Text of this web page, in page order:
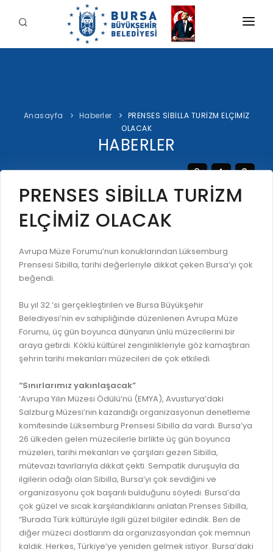
YETKİ VE SORUMLULUKLAR
TARİHÇE
ŞİRKETLER VE KURULUŞLAR
ETİK KOMİSYONU
LOGOLAR AMBLEMLER
BİLGİ EDİNME
MECLİS
MECLİS ÜYELERİ
KOMİSYON ÜYELERİ
MECLİS GÜNDEMİ VE KARAR ÖZETLERİ
YAYIN / PLAN / RAPOR
STRATEJİK PLANLAR
PERFORMANS PROGRAMI
BÜTÇE
FAALİYET RAPORLARI
KESİN HESAPLAR
GELİR TARİFESİ
Özgeçmiş
Görevleri
E-ÖDEME
E-TEKLİF
BUSKİ E-ÖDEME
İLAN REKLAM E-BEYANNAME
BAŞVURU / KAYIT / SORGU
ORKESTRA KAYIT
BURSA AKADEMİ
ÜCRETSİZ WİFİ NOKTALARI
İTFAİYE RAPORU
ONLİNE KATI ATIK BAŞVURUSU
İTFAİYE OLAY KAYDI BAŞVURUSU
BADEM KAYIT
İHALE İLANLARI
DOĞRUDAN TEMİN İLANLARI
BURSA'YI KEŞFET
İLETİŞİM
Anasayfa Haberler
PRENSES SİBİLLA TURİZM ELÇİMİZ
OLACAK
HABERLER
PRENSES SİBİLLA TURİZM
ELÇİMİZ OLACAK
Avrupa Müze Forumu’nun konuklarından Lüksemburg
Prensesi Sibilla, tarihi değerleriyle dikkat çeken Bursa’yı çok
beğendi.
Bu yıl 32.’si gerçekleştirilen ve Bursa Büyükşehir
Belediyesi’nin ev sahipliğinde düzenlenen Avrupa Müze
Forumu, üç gün boyunca dünyanın ünlü müzecilerini bir
araya getirdi. Köklü kültürel zenginlikleriyle göz kamaştıran
şehrin tarihi mekanları müzecileri de çok etkiledi.
“Sınırlarımız yakınlaşacak”
‘Avrupa Yılın Müzesi Ödülü’nü (EMYA), Avusturya’daki
Salzburg Müzesi’nin kazandığı organizasyonun denetleme
komitesinde Lüksemburg Prensesi Sibilla da vardı. Bursa’ya
26 ülkeden gelen müzecilerle birlikte üç gün boyunca
müzeleri, tarihi mekanları ve çarşıları gezen Sibilla,
mütevazı tavırlarıyla dikkat çekti. Sempatik duruşuyla da
ilgilerin odağı olan Sibilla, Bursa’yı çok sevdiğini ve
organizasyonu çok başarılı bulduğunu söyledi. Bursa’da
çok güzel ve sıcak karşılandıklarını anlatan Prenses Sibilla,
“Burada Türk kültürüyle ilgili güzel bilgiler edindik. Ben de
diğer müzeci dostlarım da organizasyondan çok memnun
kaldık. Herkes, Türkiye’ye yeniden gelmek istiyor. Bursa’daki